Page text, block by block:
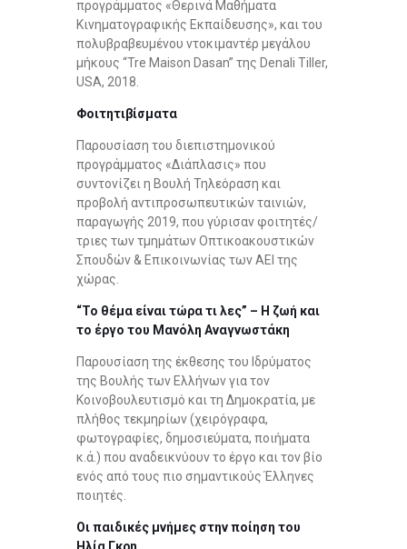
προγράμματος «Θερινά Μαθήματα
Κινηματογραφικής Εκπαίδευσης», και του
πολυβραβευμένου ντοκιμαντέρ μεγάλου
μήκους “Tre Maison Dasan” της Denali Tiller,
USA, 2018.
Φοιτητιβίσματα
Παρουσίαση του διεπιστημονικού
προγράμματος «Διάπλασις» που
συντονίζει η Βουλή Τηλεόραση και
προβολή αντιπροσωπευτικών ταινιών,
παραγωγής 2019, που γύρισαν φοιτητές/
τριες των τμημάτων Οπτικοακουστικών
Σπουδών & Επικοινωνίας των ΑΕΙ της
χώρας.
“Το θέμα είναι τώρα τι λες” – H ζωή και
το έργο του Μανόλη Αναγνωστάκη
Παρουσίαση της έκθεσης του Ιδρύματος
της Βουλής των Ελλήνων για τον
Κοινοβουλευτισμό και τη Δημοκρατία, με
πλήθος τεκμηρίων (χειρόγραφα,
φωτογραφίες, δημοσιεύματα, ποιήματα
κ.ά.) που αναδεικνύουν το έργο και τον βίο
ενός από τους πιο σημαντικούς Έλληνες
ποιητές.
Οι παιδικές μνήμες στην ποίηση του
Ηλία Γκρη